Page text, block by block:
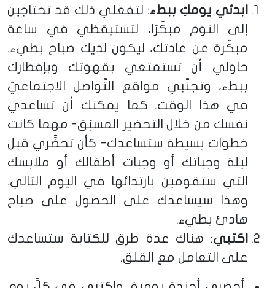
ابدئي يومكِ ببطء: لتفعلي ذلك قد تحتاجين
إلى النوم مبكِّرًا، لتستيقظي في ساعة
مبكِّرة عن عادتك، ليكون لديك صباح بطيء.
حاولي أن تستمتعي بقهوتك وبإفطارك
ببطء، وتجنَّبي مواقع التَّواصل الاجتماعيِّ
في هذا الوقت. كما يمكنك أن تساعدي
نفسك من خلال التحضير المسبَق- مهما كانت
خطوات بسيطة ستساعدك- كأن تحضِّري قبل
ليلة وجباتك أو وجبات أطفالك أو ملابسك
التي ستقومين بارتدائها في اليوم التالي.
وهذا سيساعدك على الحصول على صباح
هادئ بطيء.
اكتبي: هناك عدة طرق للكتابة ستساعدك
على التعامل مع القلق.